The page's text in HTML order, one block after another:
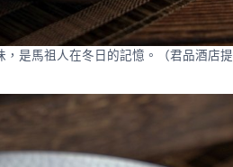
是馬祖人在冬日的記憶。（君品酒店